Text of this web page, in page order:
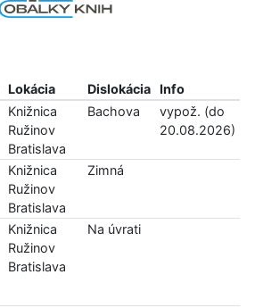
Lokácia Dislokácia
Info
Knižnica
Ružinov
Bratislava
Bachova
vypož. (do
20.08.2026)
Knižnica
Ružinov
Bratislava
Zimná
Knižnica
Ružinov
Bratislava
Na úvrati